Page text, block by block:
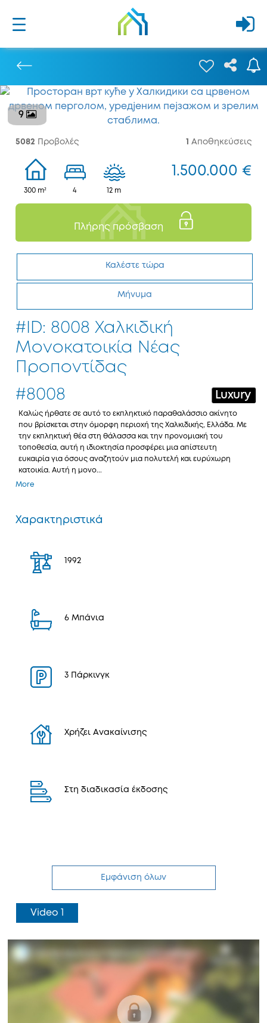
9
5082 Προβολές 1 Αποθηκεύσεις
300 m² 4 12 m
1.500.000 €
Πλήρης πρόσβαση
Καλέστε τώρα
Μήνυμα
#ID: 8008 Χαλκιδική
Μονοκατοικία Νέας
Προποντίδας
#8008
Luxury
Καλώς ήρθατε σε αυτό το εκπληκτικό παραθαλάσσιο ακίνητο
που βρίσκεται στην όμορφη περιοχή της Χαλκιδικής, Ελλάδα. Με
την εκπληκτική θέα στη θάλασσα και την προνομιακή του
τοποθεσία, αυτή η ιδιοκτησία προσφέρει μια απίστευτη
ευκαιρία για όσους αναζητούν μια πολυτελή και ευρύχωρη
κατοικία. Αυτή η μονο...
More
Χαρακτηριστικά
1992
6 Μπάνια
3 Πάρκινγκ
Χρήζει Ανακαίνισης
Στη διαδικασία έκδοσης
Εμφάνιση όλων
Video 1